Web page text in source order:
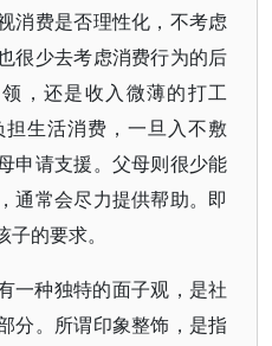
消费是否理性化，不考虑
很少去考虑消费行为的后
，还是收入微薄的打工
生活消费，一旦入不敷
申请支援。父母则很少能
通常会尽力提供帮助。即
的要求。
一种独特的面子观，是社
分。所谓印象整饰，是指